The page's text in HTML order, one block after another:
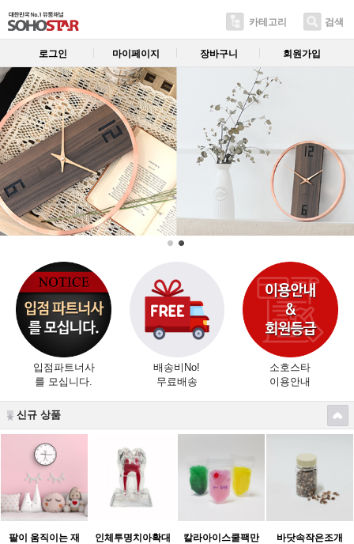
카테고리 검색
로그인 마이페이지 장바구니 회원가입
입점파트너사
를 모십니다.
배송비No!
무료배송
소호스타
이용안내
신규 상품
팔이 움직이는 재
인체투명치아확대
칼라아이스쿨팩만
바닷속작은조개